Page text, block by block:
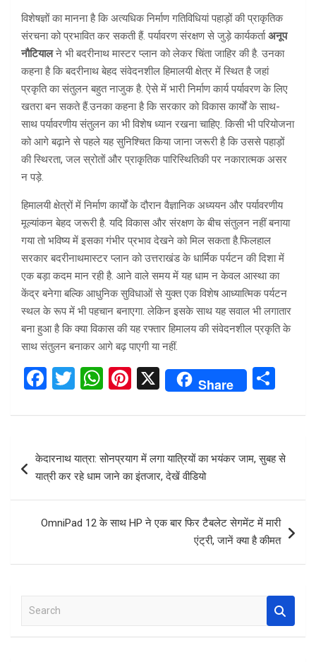
विशेषज्ञों का मानना है कि अत्यधिक निर्माण गतिविधियां पहाड़ों की प्राकृतिक
संरचना को प्रभावित कर सकती हैं. पर्यावरण संरक्षण से जुड़े कार्यकर्ताअनूप
नौटियालने भी बदरीनाथ मास्टर प्लान को लेकर चिंता जाहिर की है. उनका
कहना है कि बदरीनाथ बेहद संवेदनशील हिमालयी क्षेत्र में स्थित है जहां
प्रकृति का संतुलन बहुत नाजुक है. ऐसे में भारी निर्माण कार्य पर्यावरण के लिए
खतरा बन सकते हैं.उनका कहना है कि सरकार को विकास कार्यों के साथ-
साथ पर्यावरणीय संतुलन का भी विशेष ध्यान रखना चाहिए. किसी भी परियोजना
को आगे बढ़ाने से पहले यह सुनिश्चित किया जाना जरूरी है कि उससे पहाड़ों
की स्थिरता, जल स्रोतों और प्राकृतिक पारिस्थितिकी पर नकारात्मक असर
न पड़े.
हिमालयी क्षेत्रों में निर्माण कार्यों के दौरान वैज्ञानिक अध्ययन और पर्यावरणीय
मूल्यांकन बेहद जरूरी है. यदि विकास और संरक्षण के बीच संतुलन नहीं बनाया
गया तो भविष्य में इसका गंभीर प्रभाव देखने को मिल सकता है.फिलहाल
सरकार बदरीनाथमास्टर प्लान को उत्तराखंड के धार्मिक पर्यटन की दिशा में
एक बड़ा कदम मान रही है. आने वाले समय में यह धाम न केवल आस्था का
केंद्र बनेगा बल्कि आधुनिक सुविधाओं से युक्त एक विशेष आध्यात्मिक पर्यटन
स्थल के रूप में भी पहचान बनाएगा. लेकिन इसके साथ यह सवाल भी लगातार
बना हुआ है कि क्या विकास की यह रफ्तार हिमालय की संवेदनशील प्रकृति के
साथ संतुलन बनाकर आगे बढ़ पाएगी या नहीं.
F
ce
o
o
k
T
tt
W
at
s
A
p
Pi
er
es
t
X Share
ar
e
navigation
केदारनाथ यात्रा: सोनप्रयाग में लगा यात्रियों का भयंकर जाम, सुबह से
यात्री कर रहे धाम जाने का इंतजार, देखें वीडियो
OmniPad 12 के साथ HP ने एक बार फिर टैबलेट सेगमेंट में मारी
एंट्री, जानें क्या है कीमत
a